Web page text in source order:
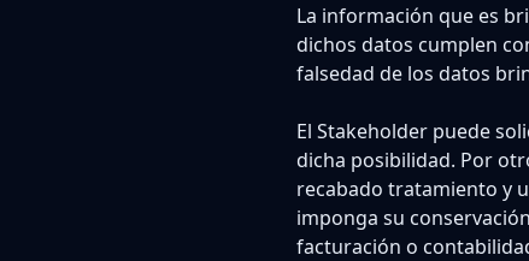
La información que es
dichos datos cumplen
falsedad de los datos
El Stakeholder puede
dicha posibilidad. Por
recabado tratamiento y
imponga su
facturación o